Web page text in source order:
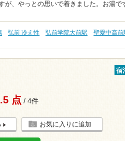
、やっとの思いで着きました。お湯で
弘前 冷え性 弘前学院大前駅
聖愛中高前
宿
点 / 4件
お気に入りに追加